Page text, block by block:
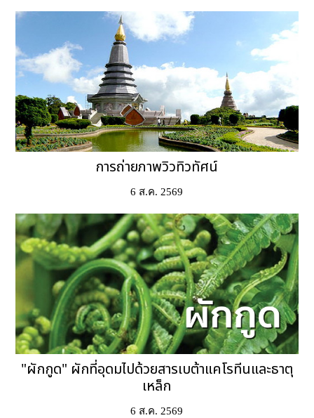
การถ่ายภาพวิวทิวทัศน์
6 ส.ค. 2569
"ผักกูด" ผักที่อุดมไปด้วยสารเบต้าแคโรทีนและธาตุ
เหล็ก
6 ส.ค. 2569